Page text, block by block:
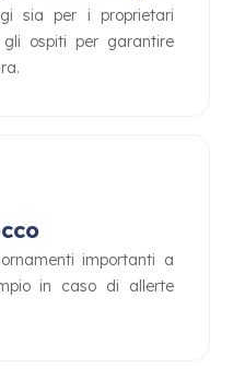
sia per i proprietari
ospiti per garantire
importanti a
in caso di allerte